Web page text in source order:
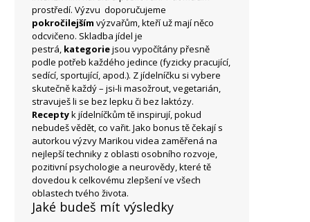
prostředí. Výzvu doporučujeme
pokročilejším výzvařům, kteří už mají něco
odcvičeno. Skladba jídel je
pestrá, kategoriejsou vypočítány přesně
podle potřeb každého jedince (fyzicky pracující,
sedící, sportující, apod.). Z jídelníčku si vybere
skutečně každý – jsi-li masožrout, vegetarián,
stravuješ li se bez lepku či bez laktózy.
Receptyk jídelníčkům tě inspirují, pokud
nebudeš vědět, co vařit. Jako bonus tě čekají s
autorkou výzvy Marikou videa zaměřená na
nejlepší techniky z oblasti osobního rozvoje,
pozitivní psychologie a neurovědy, které tě
dovedou k celkovému zlepšení ve všech
oblastech tvého života.
Jaké budeš mít výsledky